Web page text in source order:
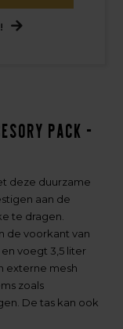
Pack -
deze duurzame
aan de
te dragen.
de voorkant van
voegt 3,5 liter
externe mesh
zoals
De tas kan ook